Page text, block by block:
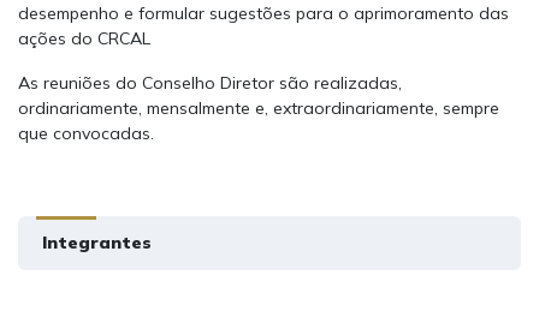
desempenho e formular sugestões para o aprimoramento das
ações do CRCAL
As reuniões do Conselho Diretor são realizadas,
ordinariamente, mensalmente e, extraordinariamente, sempre
que convocadas.
Integrantes